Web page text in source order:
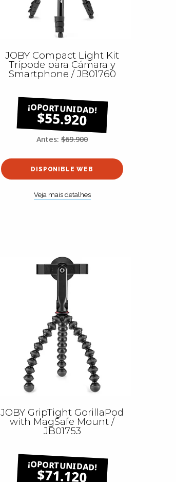
JOBY Compact Light Kit
Trípode para Cámara y
Smartphone / JB01760
$55.920
Antes: $69.900
DISPONIBLE WEB
Veja mais detalhes
JOBY GripTight GorillaPod
with MagSafe Mount /
JB01753
$71.120